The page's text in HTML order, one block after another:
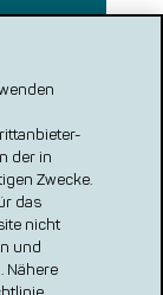
der in
Zwecke.
das
nicht
und
Nähere